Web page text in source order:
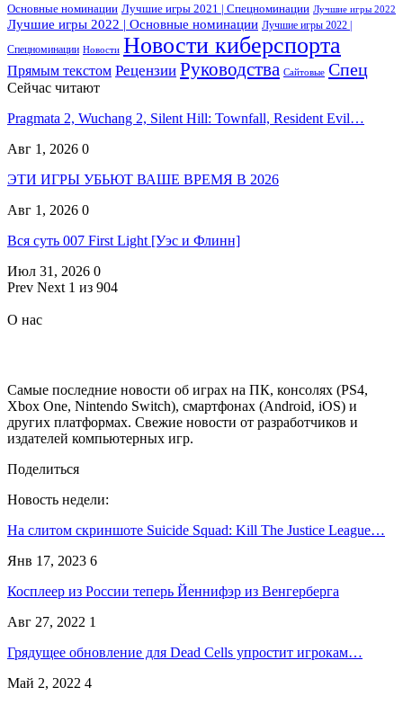
Основные номинации Лучшие игры 2021 | Спецноминации Лучшие игры 2022
Лучшие игры 2022 | Основные номинации Лучшие игры 2022 |
Спецноминации Новости Новости киберспорта
Прямым текстом Рецензии Руководства Сайтовые Спец
Сейчас читают
Pragmata 2, Wuchang 2, Silent Hill: Townfall, Resident Evil…
Авг 1, 2026 0
ЭТИ ИГРЫ УБЬЮТ ВАШЕ ВРЕМЯ В 2026
Авг 1, 2026 0
Вся суть 007 First Light [Уэс и Флинн]
Июл 31, 2026 0
Prev Next 1 из 904
О нас
Самые последние новости об играх на ПК, консолях (PS4,
Xbox One, Nintendo Switch), смартфонах (Android, iOS) и
других платформах. Свежие новости от разработчиков и
издателей компьютерных игр.
Поделиться
Новость недели:
На слитом скриншоте Suicide Squad: Kill The Justice League…
Янв 17, 2023 6
Косплеер из России теперь Йеннифэр из Венгерберга
Авг 27, 2022 1
Грядущее обновление для Dead Cells упростит игрокам…
Май 2, 2022 4